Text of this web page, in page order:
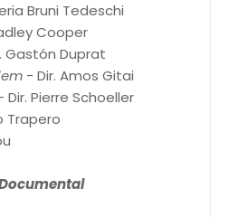
Bruni Tedeschi
Cooper
Gastón Duprat
- Dir. Amos Gitai
Dir. Pierre Schoeller
Trapero